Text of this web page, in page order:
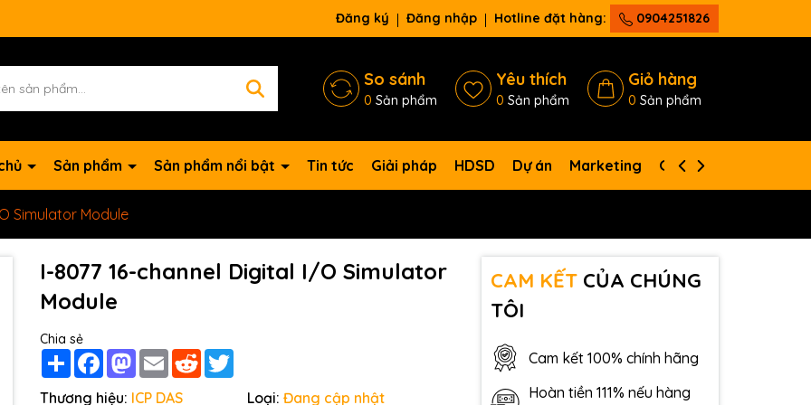
Đăng ký Đăng nhập Hotline đặt hàng: 0904251826
So sánh
0 Sản phẩm
Yêu thích
0 Sản phẩm
Giỏ hàng
0 Sản phẩm
Sản phẩm Sản phẩm nổi bật Tin tức Giải pháp HDSD Dự án Marketing Giới thiệu
Simulator Module
I-8077 16-channel Digital I/O Simulator
Module
Chia sẻ
Share FacebookMastodon
Email Reddit
Thương hiệu: ICP DAS Loại: Đang cập nhật
CAM KẾTCỦA CHÚNG
TÔI
Cam kết 100% chính hãng
Hoàn tiền 111% nếu hàng
Ngày hết hạn:
Điều kiện: